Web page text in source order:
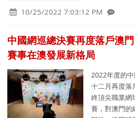
10/25/2022 7:03:12 PM
中國網巡總決賽再度落戶澳
賽事在澳發展新格局
2022年度的
十二月再度落
終頂尖職業網
賽，對澳門的